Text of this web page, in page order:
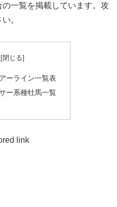
一覧を掲載しています。攻
。
ーライン一覧表
ー系種牡馬一覧
link